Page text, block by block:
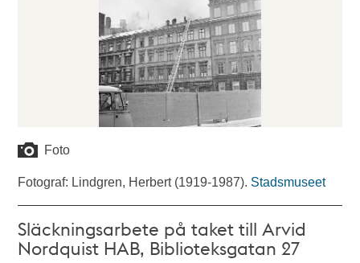
Foto
Fotograf: Lindgren, Herbert (1919-1987). Stadsmuseet
Släckningsarbete på taket till Arvid
Nordquist HAB, Biblioteksgatan 27